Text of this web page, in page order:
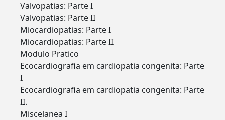
Valvopatias: Parte I
Valvopatias: Parte II
Miocardiopatias: Parte I
Miocardiopatias: Parte II
Modulo Pratico
Ecocardiografia em cardiopatia congenita: Parte
I
Ecocardiografia em cardiopatia congenita: Parte
II.
Miscelanea I